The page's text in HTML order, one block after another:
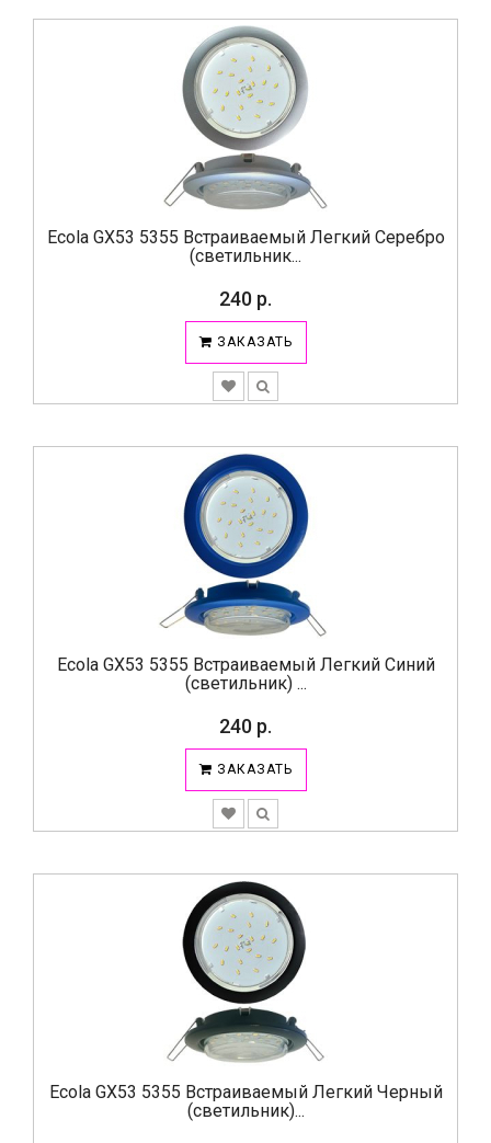
Ecola GX53 5355 Встраиваемый Легкий Серебро
(светильник...
240 р.
ЗАКАЗАТЬ
Ecola GX53 5355 Встраиваемый Легкий Синий
(светильник) ...
240 р.
ЗАКАЗАТЬ
Ecola GX53 5355 Встраиваемый Легкий Черный
(светильник)...